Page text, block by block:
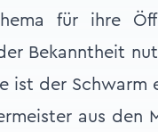
für ihre
Bekanntheit
ist der Schwarm
aus den